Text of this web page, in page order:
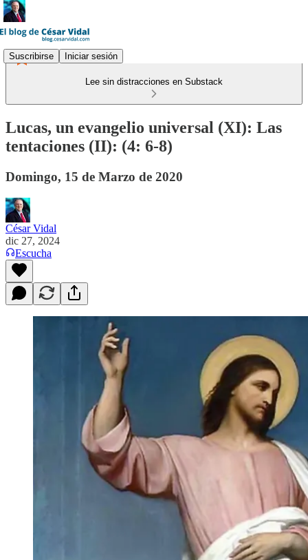
Suscribirse Iniciar sesión
Lee sin distracciones en Substack
Lucas, un evangelio universal (XI): Las
tentaciones (II): (4: 6-8)
Domingo, 15 de Marzo de 2020
César Vidal
dic 27, 2024
Escucha